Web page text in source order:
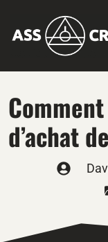
d’achat